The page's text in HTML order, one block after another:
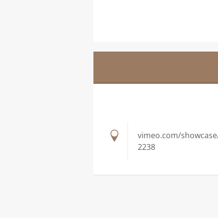
vimeo.com/
2238